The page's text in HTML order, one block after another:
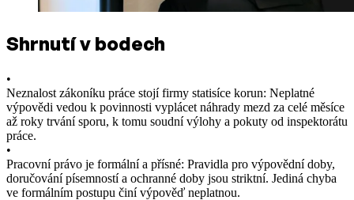
Shrnutí v bodech
•
Neznalost zákoníku práce stojí firmy statisíce korun: Neplatné
výpovědi vedou k povinnosti vyplácet náhrady mezd za celé měsíce
až roky trvání sporu, k tomu soudní výlohy a pokuty od inspektorátu
práce.
•
Pracovní právo je formální a přísné: Pravidla pro výpovědní doby,
doručování písemností a ochranné doby jsou striktní. Jediná chyba
ve formálním postupu činí výpověď neplatnou.